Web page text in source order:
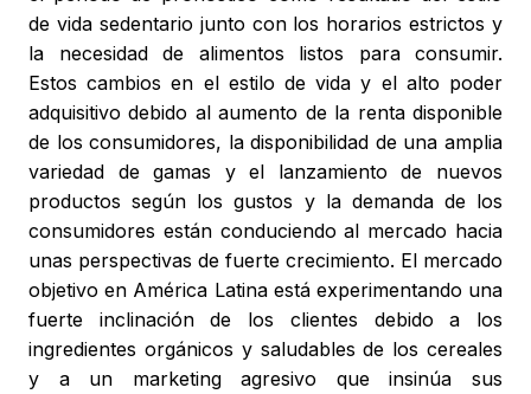
de vida sedentario junto con los horarios estrictos y
la necesidad de alimentos listos para consumir.
Estos cambios en el estilo de vida y el alto poder
adquisitivo debido al aumento de la renta disponible
de los consumidores, la disponibilidad de una amplia
variedad de gamas y el lanzamiento de nuevos
productos según los gustos y la demanda de los
consumidores están conduciendo al mercado hacia
unas perspectivas de fuerte crecimiento. El mercado
objetivo en América Latina está experimentando una
fuerte inclinación de los clientes debido a los
ingredientes orgánicos y saludables de los cereales
y a un marketing agresivo que insinúa sus